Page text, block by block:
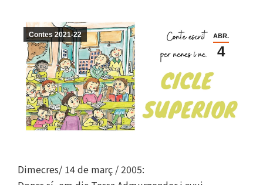
ABR.
4
Contes 2021-22
Dimecres/ 14 de març / 2005: